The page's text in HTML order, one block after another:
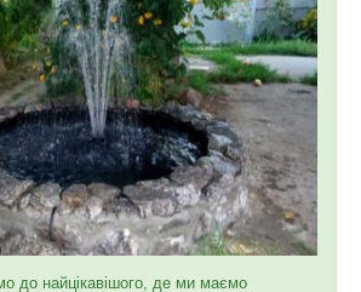
до найцікавішого, де ми маємо